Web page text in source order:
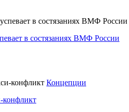
в состязаниях ВМФ России
Концепции
конфликт